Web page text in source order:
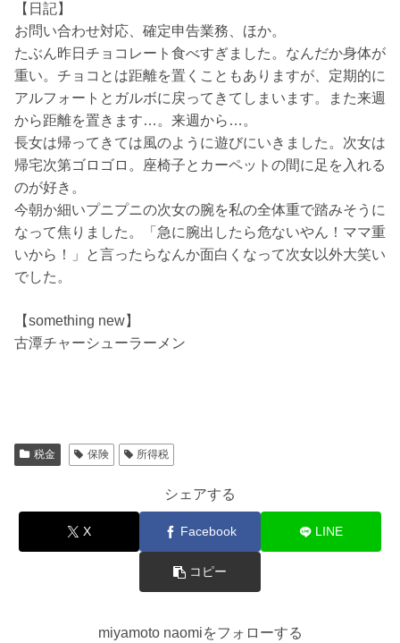
【日記】
お問い合わせ対応、確定申告業務、ほか。
たぶん昨日チョコレート食べすぎました。なんだか身体が
重い。チョコとは距離を置くこともありますが、定期的に
アルフォートとガルボに戻ってきてしまいます。また来週
から距離を置きます…。来週から…。
長女は帰ってきては風のように遊びにいきました。次女は
帰宅次第ゴロゴロ。座椅子とカーペットの間に足を入れる
のが好き。
今朝か細いプニプニの次女の腕を私の全体重で踏みそうに
なって焦りました。「急に腕出したら危ないやん！ママ重
いから！」と言ったらなんか面白くなって次女以外大笑い
でした。
【something new】
古潭チャーシューラーメン
税金 保険 所得税
シェアする
X Facebook LINE
コピー
miyamoto naomiをフォローする